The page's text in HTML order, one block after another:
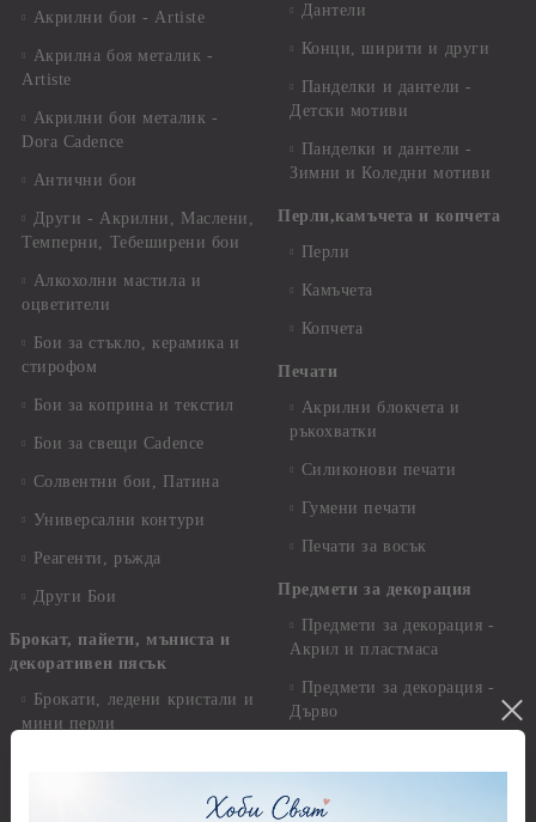
Акрилни бои - Artiste
Акрилна боя металик -
Artiste
Акрилни бои металик -
Dora Cadence
Антични бои
Други - Акрилни, Маслени,
Темперни, Тебеширени бои
Алкохолни мастила и
оцветители
Бои за стъкло, керамика и
стирофом
Бои за коприна и текстил
Бои за свещи Cadence
Солвентни бои, Патина
Универсални контури
Реагенти, ръжда
Други Бои
Брокат, пайети, мъниста и
декоративен пясък
Брокати, ледени кристали и
мини перли
Дантели
Конци, ширити и други
Панделки и дантели -
Детски мотиви
Панделки и дантели -
Зимни и Коледни мотиви
Перли,камъчета и копчета
Перли
Камъчета
Копчета
Печати
Акрилни блокчета и
ръкохватки
Силиконови печати
Гумени печати
Печати за восък
Предмети за декорация
Предмети за декорация -
Акрил и пластмаса
Предмети за декорация -
Дърво
Мукава, Картон и Хартия
Предмети за декорация -